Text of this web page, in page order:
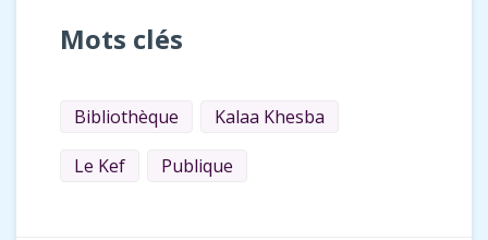
Mots clés
Bibliothèque Kalaa Khesba
Le Kef Publique